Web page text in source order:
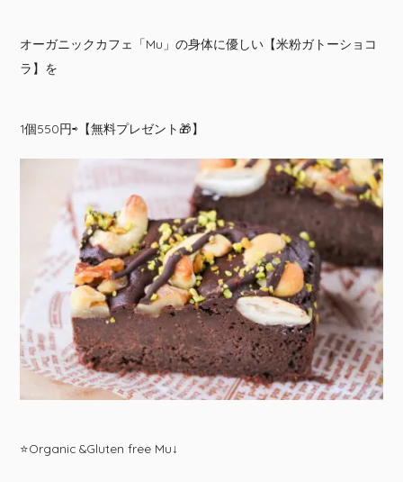
オーガニックカフェ「Mu」の身体に優しい【米粉ガトーショコ
ラ】を
1個550円⇨【無料プレゼント🎁】
⭐️Organic &Gluten free Mu↓